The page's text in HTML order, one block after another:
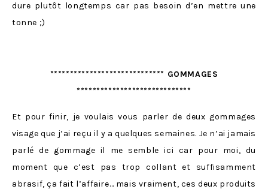
dure plutôt longtemps car pas besoin d’en mettre une
tonne ;)
***************************** GOMMAGES
*****************************
Et pour finir, je voulais vous parler de deux gommages
visage que j’ai reçu il y a quelques semaines. Je n’ai jamais
parlé de gommage il me semble ici car pour moi, du
moment que c’est pas trop collant et suffisamment
abrasif, ça fait l’affaire… mais vraiment, ces deux produits